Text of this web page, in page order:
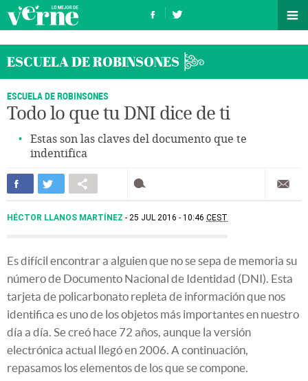
ESCUELA DE ROBINSONES
ESCUELA DE ROBINSONES
Todo lo que tu DNI dice de ti
Estas son las claves del documento que te
indentifica
HÉCTOR LLANOS MARTÍNEZ 25 JUL 2016 - 10:46 CEST
Es difícil encontrar a alguien que no se sepa de memoria su
número de Documento Nacional de Identidad (DNI). Esta
tarjeta de policarbonato repleta de información que nos
identifica es uno de los objetos más importantes en nuestro
día a día. Se creó hace 72 años, aunque la versión
electrónica actual llegó en 2006. A continuación,
repasamos los elementos de los que se compone.